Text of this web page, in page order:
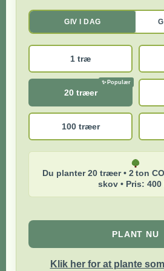
GIV I DAG
1 træ
20 træer
100 træer
Du planter 20 træer • 2 ton
skov • Pris: 400
PLANT NU
Klik her for at plante